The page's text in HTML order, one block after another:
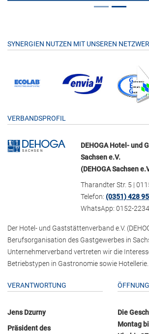
SYNERGIEN NUTZEN MIT UNSEREN
VERBANDSPROFIL
DEHOGA Hotel- und
Sachsen e.V.
(DEHOGA Sachsen
Tharandter Str. 5 |
Telefon:(0351) 428
WhatsApp: 0152-
Der Hotel- und Gaststättenverband e.V.
Berufsorganisation des Gastgewerbes in
Unternehmerverband vertreten wir die
Betriebstypen in Gastronomie sowie Hotellerie.
VERANTWORTUNG
Jens Dzurny
Präsident des
Die
Montag